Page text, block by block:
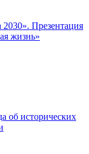
2030». Презентация
жизнь»
об исторических